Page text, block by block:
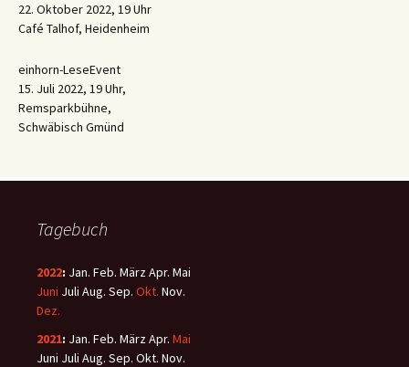
22. Oktober 2022, 19 Uhr
Café Talhof, Heidenheim
einhorn-LeseEvent
15. Juli 2022, 19 Uhr,
Remsparkbühne,
Schwäbisch Gmünd
Tagebuch
2022: Jan. Feb. MärzApr. Mai
Juni Juli Aug. Sep. Okt. Nov.
Dez.
2021: Jan. Feb. MärzApr. Mai
Juni Juli Aug. Sep. Okt. Nov.